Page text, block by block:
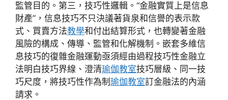
監管目的。第三，技巧性邏輯。“金融實質上是信息
財產”，信息技巧不只決議著貨泉和信譽的表示款
式、買賣方法教學和付出結算形式，也轉變著金融
風險的構成、傳導、監管和化解機制。嵌套多維信
息技巧的復雜金融運動亟須經由過程技巧性金融立
法明白技巧界線、澄清瑜伽教室技巧層級、同一技
巧尺度，將技巧性作為制 瑜伽教室訂金融法的內涵
請求。